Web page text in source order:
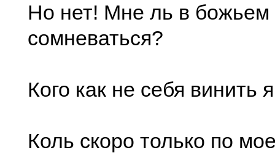
Но нет! Мне ль в божьем
сомневаться?
Кого как не себя винить
Коль скоро только по